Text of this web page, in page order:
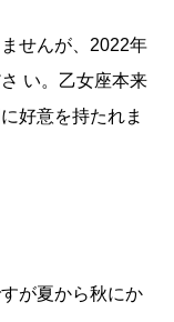
せんが、2022年
い。乙女座本来
好意を持たれま
が夏から秋にか